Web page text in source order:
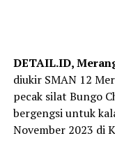
DETAIL.ID,
diukir SMAN 12
pecak silat Bungo
bergengsi untuk
November 2023 di